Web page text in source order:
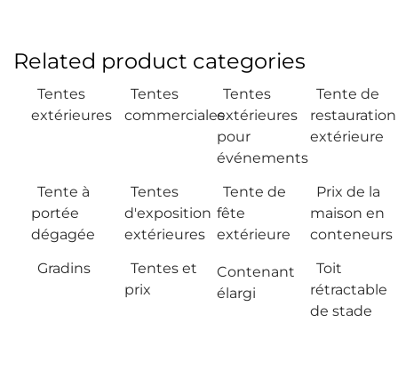
Related product categories
Tentes
extérieures
Tentes
commerciales
Tentes
extérieures
pour
événements
Tente de
restauration
extérieure
Tente à
portée
dégagée
Tentes
d'exposition
extérieures
Tente de
fête
extérieure
Prix de la
maison en
conteneurs
Gradins
Tentes et
prix
Contenant
élargi
Toit
rétractable
de stade